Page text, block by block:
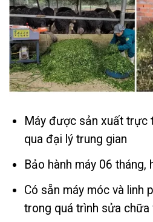
Máy được sản xuất trực
qua đại lý trung gian
Bảo hành máy 06
Có sẵn máy móc và linh
trong quá trình sửa chữa